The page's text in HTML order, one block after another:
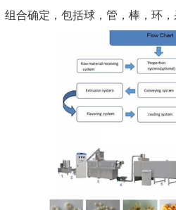
组合确定，包括球，管，棒，环，